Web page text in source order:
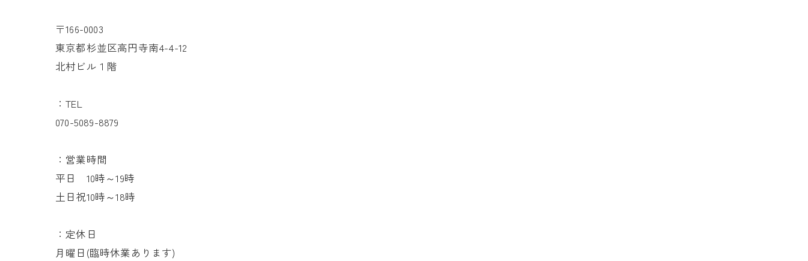
〒166-0003
東京都杉並区高円寺南4-4-12
北村ビル１階
：TEL
070-5089-8879
：営業時間
平日 10時～19時
土日祝10時～18時
：定休日
月曜日(臨時休業あります)